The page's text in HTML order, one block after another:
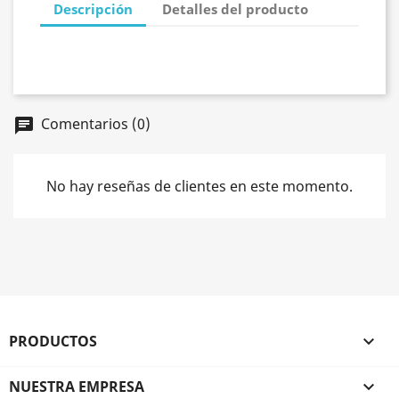
Descripción Detalles del producto
chat Comentarios (0)
No hay reseñas de clientes en este momento.
PRODUCTOS 
NUESTRA EMPRESA 